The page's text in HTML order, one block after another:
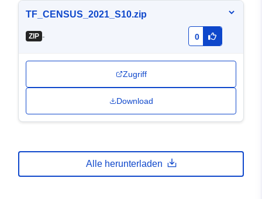
TF_CENSUS_2021_S10.zip
ZIP - 0
Zugriff
Download
Alle herunterladen